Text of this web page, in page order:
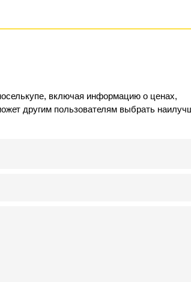
включая информацию о ценах,
другим пользователям выбрать